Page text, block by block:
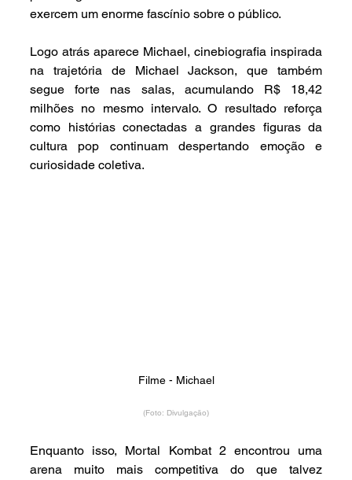
exercem um enorme fascínio sobre o público.
Logo atrás aparece Michael, cinebiografia inspirada
na trajetória de Michael Jackson, que também
segue forte nas salas, acumulando R$ 18,42
milhões no mesmo intervalo. O resultado reforça
como histórias conectadas a grandes figuras da
cultura pop continuam despertando emoção e
curiosidade coletiva.
Filme - Michael
(Foto: Divulgação)
Enquanto isso, Mortal Kombat 2 encontrou uma
arena muito mais competitiva do que talvez